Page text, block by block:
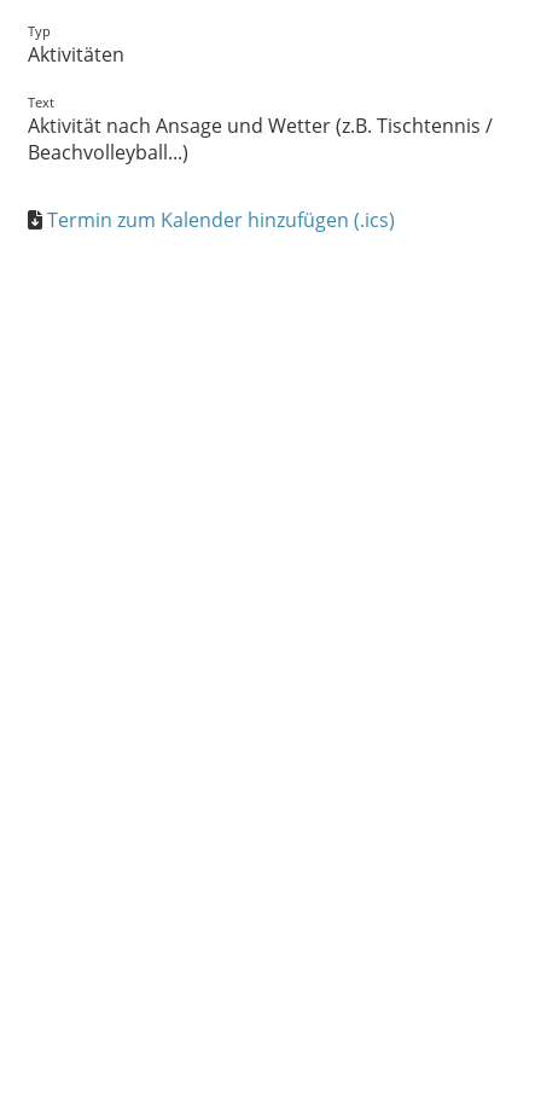
Typ
Aktivitäten
Text
Aktivität nach Ansage und Wetter (z.B. Tischtennis /
Beachvolleyball...)
Termin zum Kalender hinzufügen (.ics)